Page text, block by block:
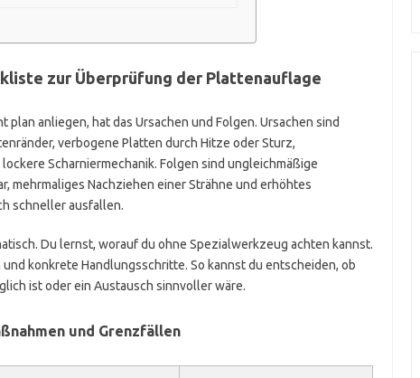
zur Überprüfung der Plattenauflage
anliegen, hat das Ursachen und Folgen. Ursachen sind
verbogene Platten durch Hitze oder Sturz,
Scharniermechanik. Folgen sind ungleichmäßige
mehrmaliges Nachziehen einer Strähne und erhöhtes
schneller ausfallen.
Du lernst, worauf du ohne Spezialwerkzeug achten kannst.
konkrete Handlungsschritte. So kannst du entscheiden, ob
ist oder ein Austausch sinnvoller wäre.
und Grenzfällen